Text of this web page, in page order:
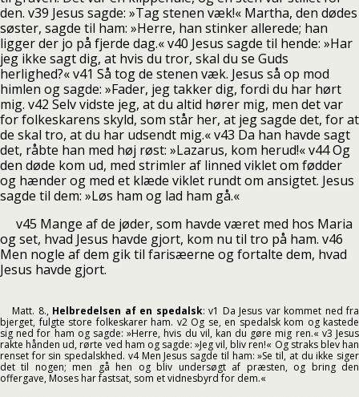
den. v39 Jesus sagde: »Tag stenen væk!« Martha, den dødes
søster, sagde til ham: »Herre, han stinker allerede; han
ligger der jo på fjerde dag.« v40 Jesus sagde til hende: »Har
jeg ikke sagt dig, at hvis du tror, skal du se Guds
herlighed?« v41 Så tog de stenen væk. Jesus så op mod
himlen og sagde: »Fader, jeg takker dig, fordi du har hørt
mig. v42 Selv vidste jeg, at du altid hører mig, men det var
for folkeskarens skyld, som står her, at jeg sagde det, for at
de skal tro, at du har udsendt mig.« v43 Da han havde sagt
det, råbte han med høj røst: »Lazarus, kom herud!« v44 Og
den døde kom ud, med strimler af linned viklet om fødder
og hænder og med et klæde viklet rundt om ansigtet. Jesus
sagde til dem: »Løs ham og lad ham gå.«
v45 Mange af de jøder, som havde været med hos Maria
og set, hvad Jesus havde gjort, kom nu til tro på ham. v46
Men nogle af dem gik til farisæerne og fortalte dem, hvad
Jesus havde gjort.
Matt. 8., Helbredelsen af en spedalsk: v1 Da Jesus var kommet ned fra
bjerget, fulgte store folkeskarer ham. v2 Og se, en spedalsk kom og kastede
sig ned for ham og sagde: »Herre, hvis du vil, kan du gøre mig ren.« v3 Jesus
rakte hånden ud, rørte ved ham og sagde: »Jeg vil, bliv ren!« Og straks blev han
renset for sin spedalskhed. v4 Men Jesus sagde til ham: »Se til, at du ikke siger
det til nogen; men gå hen og bliv undersøgt af præsten, og bring den
offergave, Moses har fastsat, som et vidnesbyrd for dem.«